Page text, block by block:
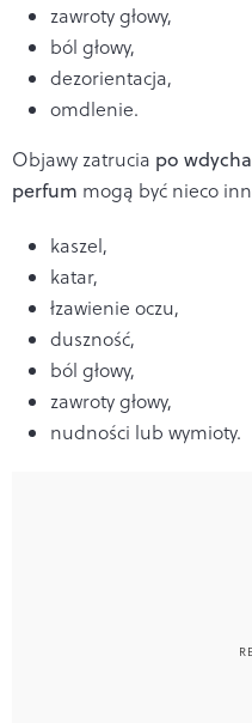
zawroty głowy,
ból głowy,
dezorientacja,
omdlenie.
Objawy zatrucia po
perfum mogą być nieco
kaszel,
katar,
łzawienie oczu,
duszność,
ból głowy,
zawroty głowy,
nudności lub wymioty.